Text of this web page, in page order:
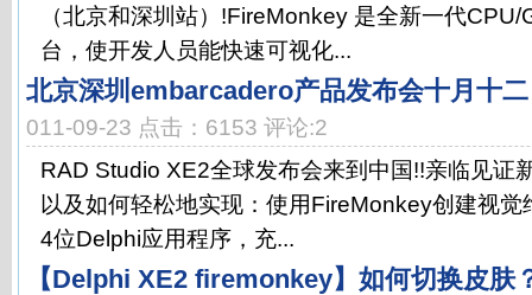
（北京和深圳站）!FireMonkey 是全新一代
台，使开发人员能快速可视化...
北京深圳embarcadero产品发布会十月十
011-09-23 点击：6153 评论:2
RAD Studio XE2全球发布会来到中国!!亲临见证
以及如何轻松地实现：使用FireMonkey创建视
4位Delphi应用程序，充...
【Delphi XE2 firemonkey】如何切换皮肤